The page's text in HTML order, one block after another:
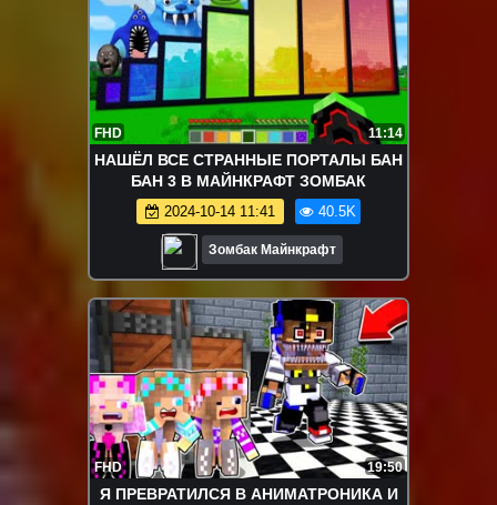
FHD 11:14
НАШЁЛ ВСЕ СТРАННЫЕ ПОРТАЛЫ БАН
БАН 3 В МАЙНКРАФТ ЗОМБАК
2024-10-14 11:41 40.5K
Зомбак Майнкрафт
FHD 19:50
Я ПРЕВРАТИЛСЯ В АНИМАТРОНИКА И